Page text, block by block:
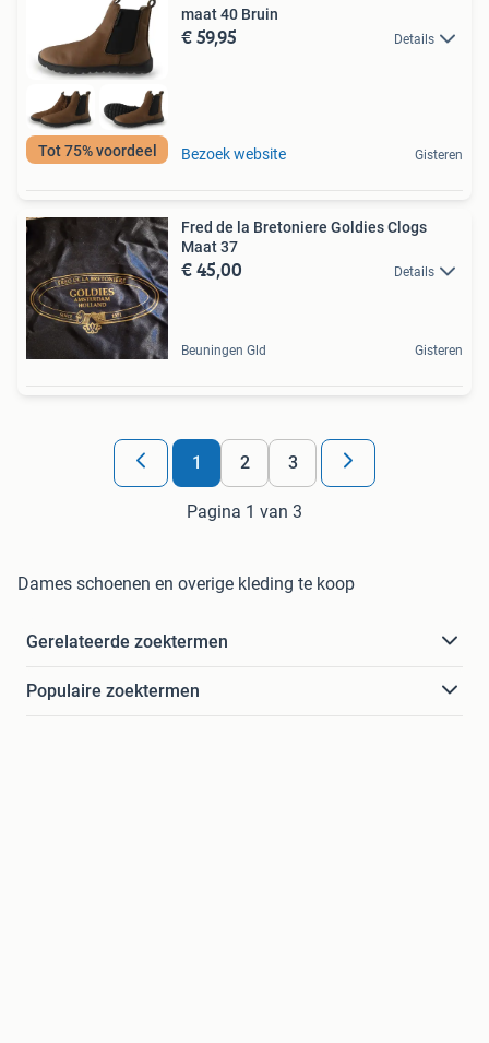
Tot 75% voordeel
maat 40 Bruin
€ 59,95 Details
Bezoek website Gisteren
Fred de la Bretoniere Goldies Clogs
Maat 37
€ 45,00 Details
Beuningen Gld Gisteren
1 2 3
Pagina 1 van 3
Dames schoenen en overige kleding te koop
Gerelateerde zoektermen
Populaire zoektermen